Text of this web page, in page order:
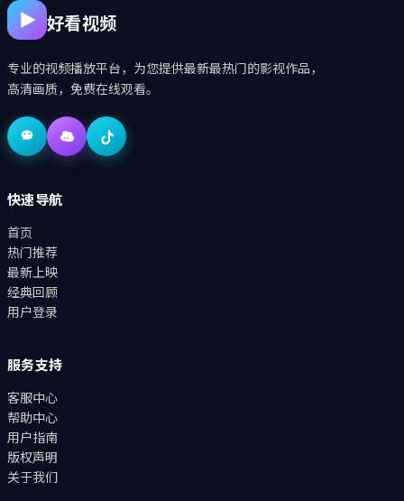
好看视频
专业的视频播放平台，为您提供最新最热门的影视作品，
高清画质，免费在线观看。
快速导航
首页
热门推荐
最新上映
经典回顾
用户登录
服务支持
客服中心
帮助中心
用户指南
版权声明
关于我们